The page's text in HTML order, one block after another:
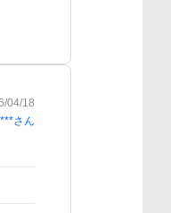
04/18
さん